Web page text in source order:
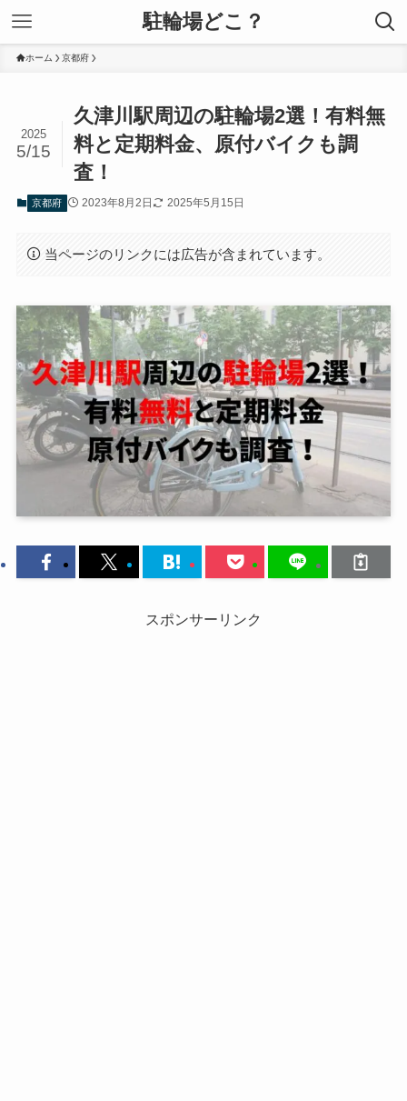
駐輪場どこ？
ホーム 京都府
久津川駅周辺の駐輪場2選！有料無
料と定期料金、原付バイクも調
査！
2025
5/15
京都府 2023年8月2日 2025年5月15日
当ページのリンクには広告が含まれています。
スポンサーリンク